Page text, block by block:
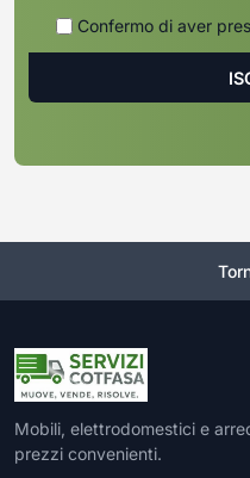
Confermo di aver
Mobili, elettrodomestici e
prezzi convenienti.